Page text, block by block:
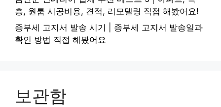
층, 원룸 시공비용, 견적, 리모델링 직접 해봤어요!
종부세 고지서 발송 시기 | 종부세 고지서 발송일과
확인 방법 직접 해봤어요
보관함